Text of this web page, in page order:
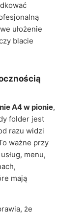
ułożenie
blacie
A4 w pionie,
folder jest
razu widzi
ważne przy
menu,
mają
że